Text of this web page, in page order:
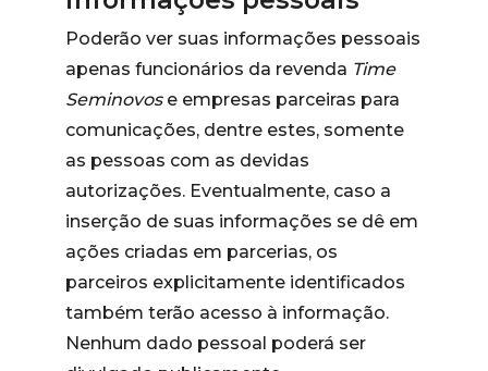
Poderão ver suas informações pessoais
apenas funcionários da revenda Time
Seminovose empresas parceiras para
comunicações, dentre estes, somente
as pessoas com as devidas
autorizações. Eventualmente, caso a
inserção de suas informações se dê em
ações criadas em parcerias, os
parceiros explicitamente identificados
também terão acesso à informação.
Nenhum dado pessoal poderá ser